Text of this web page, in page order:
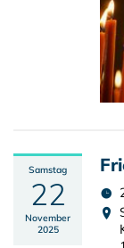
Samstag
22
November
2025